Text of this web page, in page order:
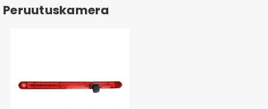
Peruutuskamera